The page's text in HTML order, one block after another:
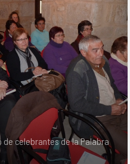
de celebrantes de la Palabra